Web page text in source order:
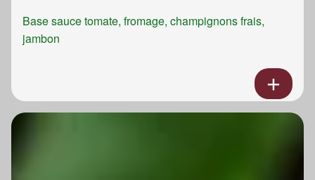
Base sauce tomate, fromage, champignons frais,
jambon